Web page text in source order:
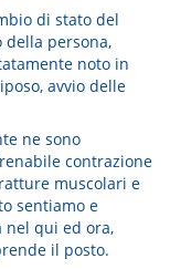
di stato del
persona,
noto in
avvio delle
ne sono
contrazione
muscolari e
sentiamo e
nel qui ed ora,
il posto.